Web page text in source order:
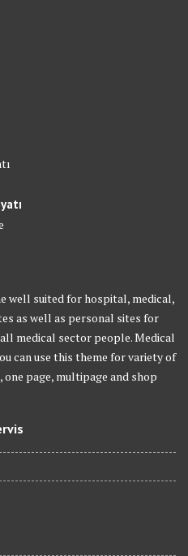
well suited for hospital, medical,
as well as personal sites for
medical sector people. Medical
can use this theme for variety of
page, multipage and shop